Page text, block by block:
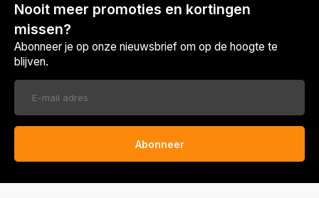
Nooit meer promoties en kortingen
missen?
Abonneer je op onze nieuwsbrief om op de hoogte te
blijven.
Abonneer